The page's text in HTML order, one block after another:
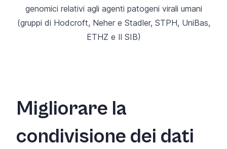
genomici relativi agli agenti patogeni virali umani
(gruppi di Hodcroft, Neher e Stadler, STPH, UniBas,
ETHZ e Il SIB)
Migliorare la
condivisione dei dati